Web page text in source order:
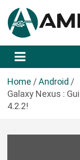
a
Home
Android
Galaxy Nexus :
4.2.2!